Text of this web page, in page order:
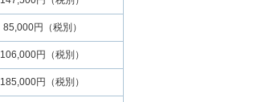
85,000円（税別）
106,000円（税別）
185,000円（税別）